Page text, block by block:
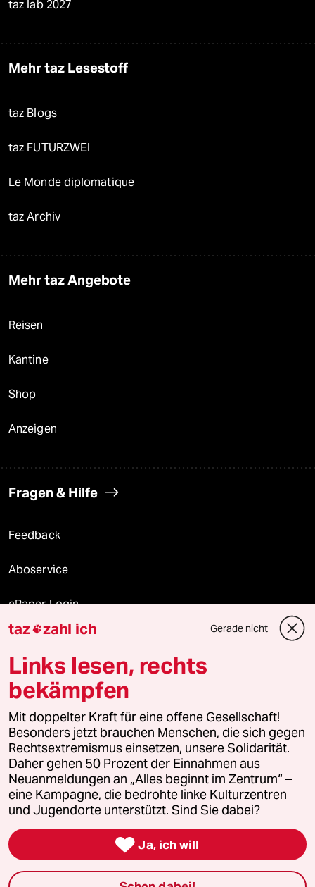
taz lab 2027
Mehr taz Lesestoff
taz Blogs
taz FUTURZWEI
Le Monde diplomatique
taz Archiv
Mehr taz Angebote
Reisen
Kantine
Shop
Anzeigen
Fragen & Hilfe
Feedback
Aboservice
ePaper Login
Downloads für Abonnierende
© 2026 taz Verlags und Vertriebs GmbH
Alle Rechte vorbehalten. Bei rechtlichen Fragen oder für Genehmigungen
wenden Sie sich bitte an
lizenzen@taz.de
Feedback Redaktionsstatut Kommune-Richtlinien
Leitlinie Informant Datenschutz Impressum AGB
Seitenwende Einwilligungen widerrufen (Ads)
taz zahl ich Gerade nicht
Links lesen, rechts
bekämpfen
Mit doppelter Kraft für eine offene Gesellschaft!
Besonders jetzt brauchen Menschen, die sich gegen
Rechtsextremismus einsetzen, unsere Solidarität.
Daher gehen 50 Prozent der Einnahmen aus
Neuanmeldungen an „Alles beginnt im Zentrum“ –
eine Kampagne, die bedrohte linke Kulturzentren
und Jugendorte unterstützt. Sind Sie dabei?
 Ja, ich will